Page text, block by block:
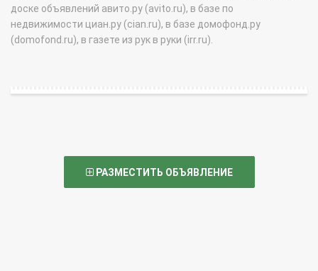
доске объявлений авито.ру (avito.ru), в базе по
недвижимости циан.ру (cian.ru), в базе домофонд.ру
(domofond.ru), в газете из рук в руки (irr.ru).
РАЗМЕСТИТЬ ОБЪЯВЛЕНИЕ